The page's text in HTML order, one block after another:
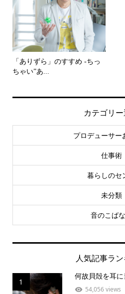
「ありずら」のすすめ -ちっ
ちゃい”あ...
カテゴリ
プロデューサー
仕事術
暮らしのセ
未分類
音のこば
人気記事ラ
1
何故貝殻を耳
54,056 views